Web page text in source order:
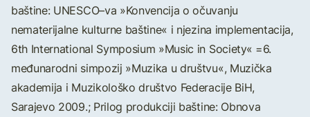
baštine: UNESCO–va »Konvencija o očuvanju
nematerijalne kulturne baštine« i njezina implementacija,
6th International Symposium »Music in Society« =6.
međunarodni simpozij »Muzika u društvu«, Muzička
akademija i Muzikološko društvo Federacije BiH,
Sarajevo 2009.; Prilog produkciji baštine: Obnova